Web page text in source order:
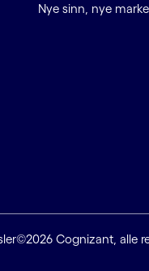
Nye sinn, nye
©2026 Cognizant, alle